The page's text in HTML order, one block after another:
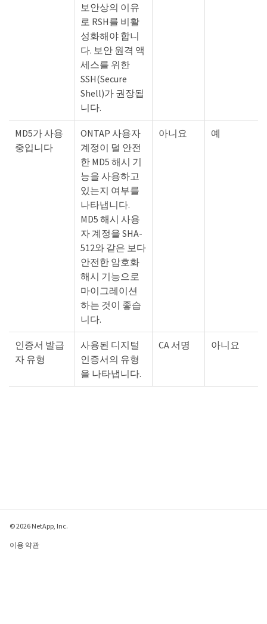
보안상의 이유
로 RSH를 비활
성화해야 합니
다. 보안 원격 액
세스를 위한
SSH(Secure
Shell)가 권장됩
니다.
MD5가 사용
중입니다
ONTAP 사용자
계정이 덜 안전
한 MD5 해시 기
능을 사용하고
있는지 여부를
나타냅니다.
MD5 해시 사용
자 계정을 SHA-
512와 같은 보다
안전한 암호화
해시 기능으로
마이그레이션
하는 것이 좋습
니다.
아니요 예
인증서 발급
자 유형
사용된 디지털
인증서의 유형
을 나타냅니다.
CA 서명 아니요
© 2026 NetApp, Inc.
이용 약관